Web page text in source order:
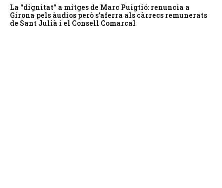
La “dignitat” a mitges de Marc Puigtió: renuncia a
Girona pels àudios però s’aferra als càrrecs remunerats
de Sant Julià i el Consell Comarcal